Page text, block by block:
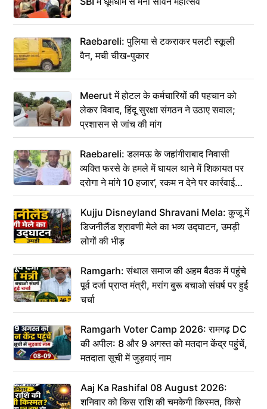
Raebareli: पुलिया से टकराकर पलटी स्कूली
वैन, मची चीख-पुकार
Meerut में होटल के कर्मचारियों की पहचान को
लेकर विवाद, हिंदू सुरक्षा संगठन ने उठाए सवाल;
प्रशासन से जांच की मांग
Raebareli: डलमऊ के जहांगीराबाद निवासी
व्यक्ति फरसे के हमले में घायल थाने में शिकायत पर
दरोगा ने मांगे 10 हजार’, रकम न देने पर कार्रवाई
ठंडी!
Kujju Disneyland Shravani Mela: कुजू में
डिजनीलैंड श्रावणी मेले का भव्य उद्घाटन, उमड़ी
लोगों की भीड़
Ramgarh: संथाल समाज की अहम बैठक में पहुंचे
पूर्व दर्जा प्राप्त मंत्री, मरांग बुरू बचाओ संघर्ष पर हुई
चर्चा
Ramgarh Voter Camp 2026: रामगढ़ DC
की अपील: 8 और 9 अगस्त को मतदान केंद्र पहुंचें,
मतदाता सूची में जुड़वाएं नाम
Aaj Ka Rashifal 08 August 2026:
शनिवार को किस राशि की चमकेगी किस्मत, किसे